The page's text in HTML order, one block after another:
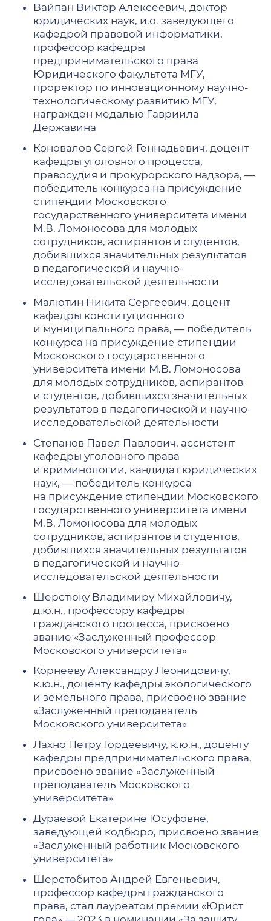
Вайпан Виктор Алексеевич, доктор
юридических наук, и.о. заведующего
кафедрой правовой информатики,
профессор кафедры
предпринимательского права
Юридического факультета МГУ,
проректор по инновационному научно-
технологическому развитию МГУ,
награжден медалью Гавриила
Державина
Коновалов Сергей Геннадьевич, доцент
кафедры уголовного процесса,
правосудия и прокурорского надзора, —
победитель конкурса на присуждение
стипендии Московского
государственного университета имени
М.В. Ломоносова для молодых
сотрудников, аспирантов и студентов,
добившихся значительных результатов
в педагогической и научно-
исследовательской деятельности
Малютин Никита Сергеевич, доцент
кафедры конституционного
и муниципального права, — победитель
конкурса на присуждение стипендии
Московского государственного
университета имени М.В. Ломоносова
для молодых сотрудников, аспирантов
и студентов, добившихся значительных
результатов в педагогической и научно-
исследовательской деятельности
Степанов Павел Павлович, ассистент
кафедры уголовного права
и криминологии, кандидат юридических
наук, — победитель конкурса
на присуждение стипендии Московского
государственного университета имени
М.В. Ломоносова для молодых
сотрудников, аспирантов и студентов,
добившихся значительных результатов
в педагогической и научно-
исследовательской деятельности
Шерстюку Владимиру Михайловичу,
д.ю.н., профессору кафедры
гражданского процесса, присвоено
звание «Заслуженный профессор
Московского университета»
Корнееву Александру Леонидовичу,
к.ю.н., доценту кафедры экологического
и земельного права, присвоено звание
«Заслуженный преподаватель
Московского университета»
Лахно Петру Гордеевичу, к.ю.н., доценту
кафедры предпринимательского права,
присвоено звание «Заслуженный
преподаватель Московского
университета»
Дураевой Екатерине Юсуфовне,
заведующей кодбюро, присвоено звание
«Заслуженный работник Московского
университета»
Шерстобитов Андрей Евгеньевич,
профессор кафедры гражданского
права, стал лауреатом премии «Юрист